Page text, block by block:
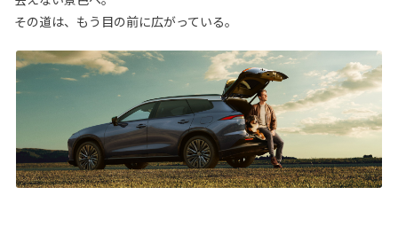
その道は、もう目の前に広がっている。